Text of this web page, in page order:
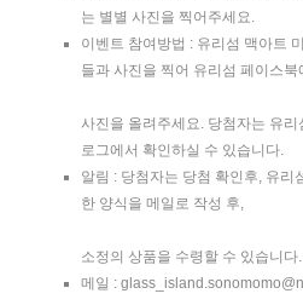
는 별별 사진을 찍어주세요.
이벤트 참여방법 : 유리섬 맥아트
들과 사진을 찍어 유리섬 페이스북
사진을 올려주세요. 당첨자는 유
로그에서 확인하실 수 있습니다.
알림 : 당첨자는 당첨 확인후, 유리
한 양식을 메일로 작성 후,
소정의 상품을 수령할 수 있습니다.
메일 :